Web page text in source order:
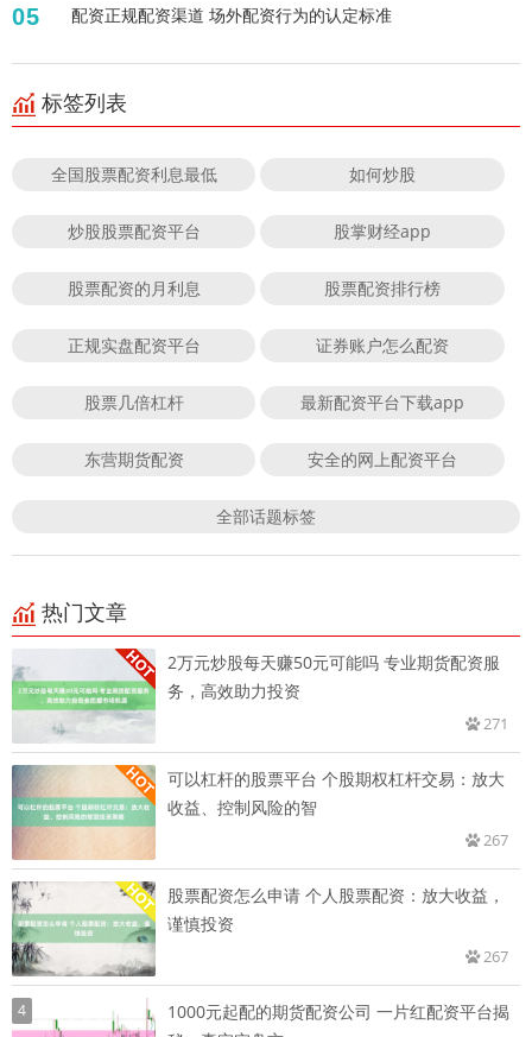
05 配资正规配资渠道 场外配资行为的认定标准
标签列表
全国股票配资利息最低 如何炒股
炒股股票配资平台 股掌财经app
股票配资的月利息 股票配资排行榜
正规实盘配资平台 证券账户怎么配资
股票几倍杠杆 最新配资平台下载app
东营期货配资 安全的网上配资平台
全部话题标签
热门文章
2万元炒股每天赚50元可能吗 专业期货配资服
务，高效助力投资
271
可以杠杆的股票平台 个股期权杠杆交易：放大
收益、控制风险的智
267
股票配资怎么申请 个人股票配资：放大收益，
谨慎投资
267
4
1000元起配的期货配资公司 一片红配资平台揭